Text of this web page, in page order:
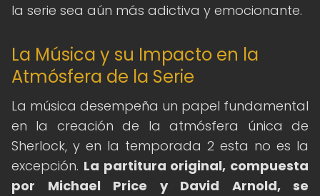
la serie sea aún más adictiva y emocionante.
La Música y su Impacto en la
Atmósfera de la Serie
La música desempeña un papel fundamental
en la creación de la atmósfera única de
Sherlock, y en la temporada 2 esta no es la
excepción. La partitura original, compuesta
por Michael Price y David Arnold, se